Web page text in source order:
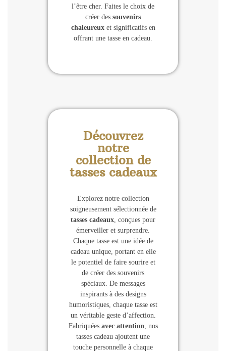
l’être cher. Faites le choix de
créer des souvenirs
chaleureuxet significatifs en
offrant une tasse en cadeau.
Découvrez
notre
collection de
tasses cadeaux
Explorez notre collection
soigneusement sélectionnée de
tasses cadeaux , conçues pour
émerveiller et surprendre.
Chaque tasse est une idée de
cadeau unique, portant en elle
le potentiel de faire sourire et
de créer des souvenirs
spéciaux. De messages
inspirants à des designs
humoristiques, chaque tasse est
un véritable geste d’affection.
Fabriquées avec attention , nos
tasses cadeau ajoutent une
touche personnelle à chaque